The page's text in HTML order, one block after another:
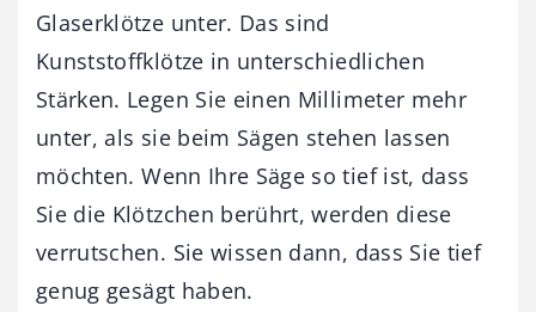
Glaserklötze unter. Das sind
Kunststoffklötze in unterschiedlichen
Stärken. Legen Sie einen Millimeter mehr
unter, als sie beim Sägen stehen lassen
möchten. Wenn Ihre Säge so tief ist, dass
Sie die Klötzchen berührt, werden diese
verrutschen. Sie wissen dann, dass Sie tief
genug gesägt haben.